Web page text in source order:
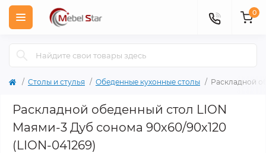
0
Столы и стулья Обеденные кухонные столы Раскладной
Раскладной обеденный стол LION
Маями-3 Дуб сонома 90х60/90х120
(LION-041269)